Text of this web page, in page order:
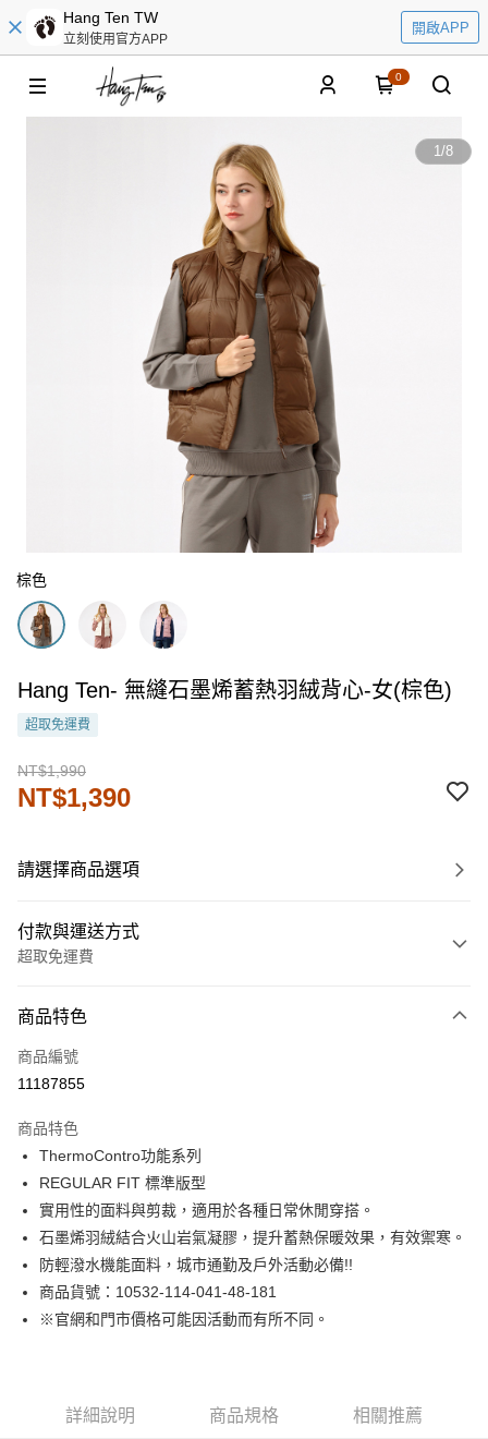
Hang Ten TW
立刻使用官方APP
開啟APP
0
1/8
棕色
Hang Ten- 無縫石墨烯蓄熱羽絨背心-女(棕色)
超取免運費
NT$1,990
NT$1,390
請選擇商品選項
付款與運送方式
超取免運費
信用卡一次付款
LINE Pay
街口支付
悠遊付
Google Pay
貨到付款
運送方式
商品特色
商品編號
11187855
商品特色
ThermoContro功能系列
REGULAR FIT 標準版型
實用性的面料與剪裁，適用於各種日常休閒穿搭。
石墨烯羽絨結合火山岩氣凝膠，提升蓄熱保暖效果，有效禦寒。
防輕潑水機能面料，城市通勤及戶外活動必備!!
商品貨號：10532-114-041-48-181
※官網和門市價格可能因活動而有所不同。
詳細說明 商品規格 相關推薦